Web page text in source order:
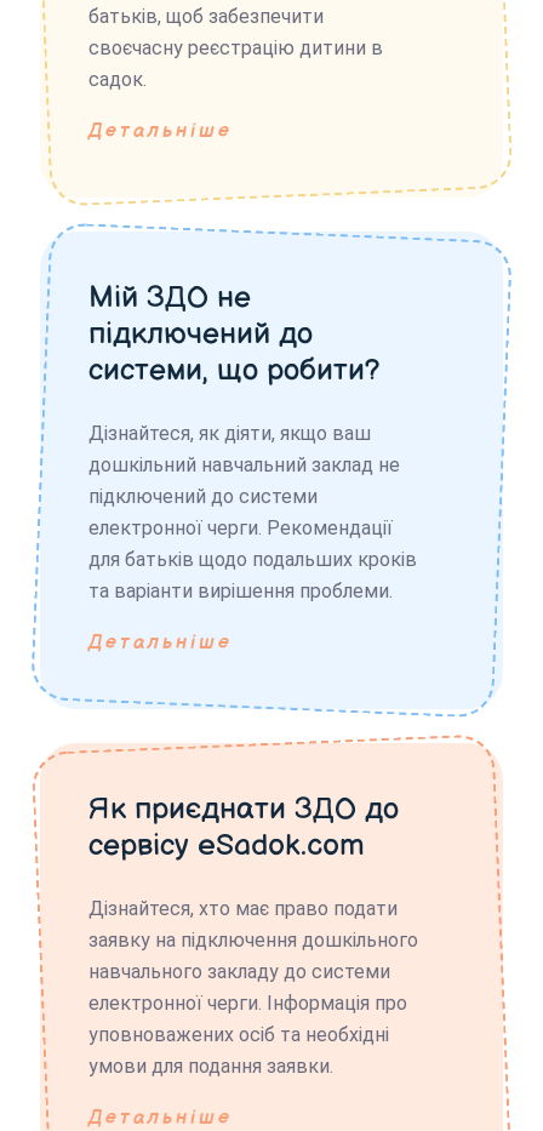
батьків, щоб забезпечити
своєчасну реєстрацію дитини в
садок.
Детальніше
Мій ЗДО не
підключений до
системи, що робити?
Дізнайтеся, як діяти, якщо ваш
дошкільний навчальний заклад не
підключений до системи
електронної черги. Рекомендації
для батьків щодо подальших кроків
та варіанти вирішення проблеми.
Детальніше
Як приєднати ЗДО до
сервісу eSadok.com
Дізнайтеся, хто має право подати
заявку на підключення дошкільного
навчального закладу до системи
електронної черги. Інформація про
уповноважених осіб та необхідні
умови для подання заявки.
Детальніше